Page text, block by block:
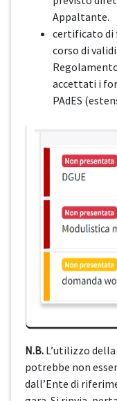
Appaltante.
certificato di
corso di
Regolamento
accettati i
PAdES
N.B. L’utilizzo
potrebbe non
dall’Ente di